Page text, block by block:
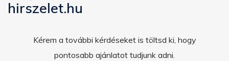
hirszelet.hu
Kérem a további kérdéseket is töltsd ki, hogy
pontosabb ajánlatot tudjunk adni.